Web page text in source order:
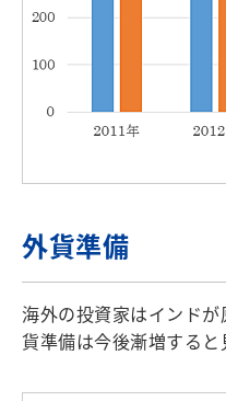
外貨準備
海外の投資家はインド
貨準備は今後漸増すると